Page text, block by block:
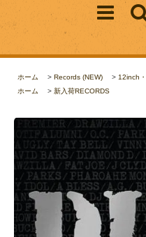
ホーム > Records (NEW) > 12inch
ホーム
> 新入荷RECORDS